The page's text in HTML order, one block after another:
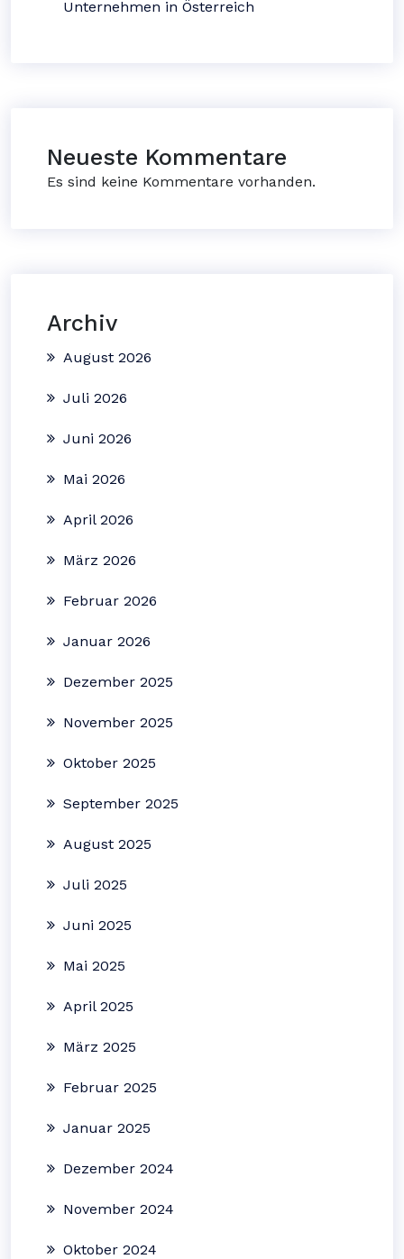
Unternehmen in Österreich
Neueste Kommentare
Es sind keine Kommentare vorhanden.
Archiv
August 2026
Juli 2026
Juni 2026
Mai 2026
April 2026
März 2026
Februar 2026
Januar 2026
Dezember 2025
November 2025
Oktober 2025
September 2025
August 2025
Juli 2025
Juni 2025
Mai 2025
April 2025
März 2025
Februar 2025
Januar 2025
Dezember 2024
November 2024
Oktober 2024